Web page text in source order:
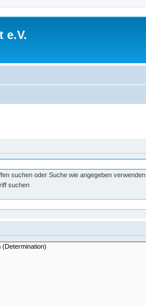
e.V.
suchen oder Suche wie angegeben verwenden
suchen